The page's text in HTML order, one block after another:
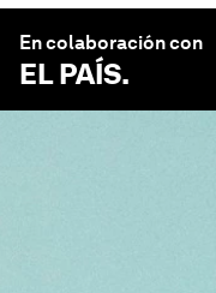
En colaboración con
EL PAÍS.